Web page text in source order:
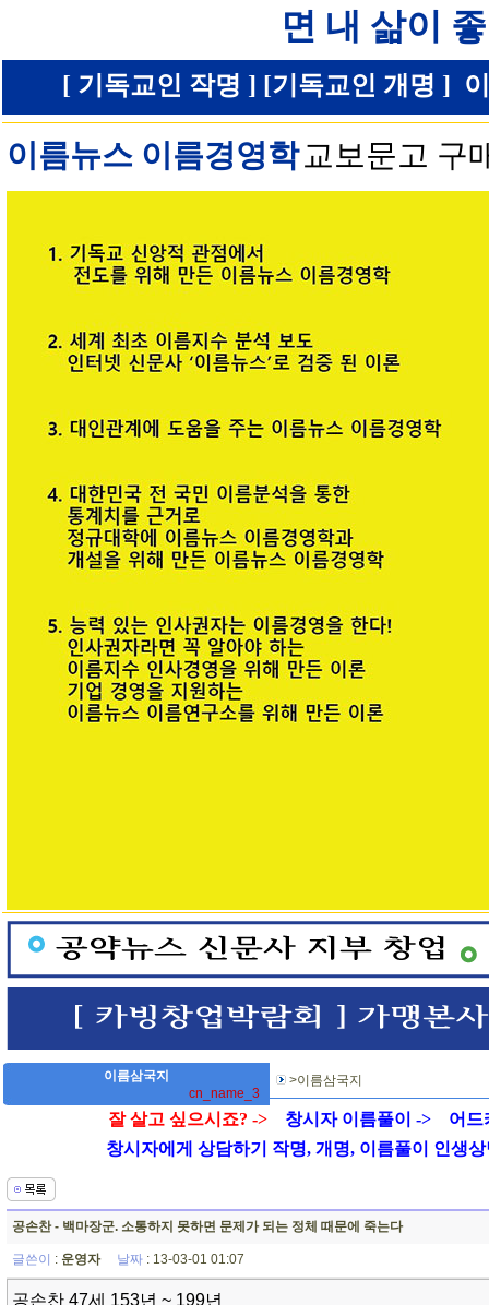
면 내 삶이
[ 기독교인 작명 ] [기독교인 개명 ]
이름뉴스 이름경영학 교보문고 구
이름삼국지
cn_name_3
>이름삼국지
잘 살고 싶으시죠? -> 창시자 이름풀이 ->
어드
창시자에게 상담하기 작명, 개명, 이름풀이 인생상
공손찬 - 백마장군. 소통하지 못하면 문제가 되는 정체 때문에 죽는다
글쓴이 : 운영자 날짜 : 13-03-01 01:07
공손찬 47세 153년 ~ 199년